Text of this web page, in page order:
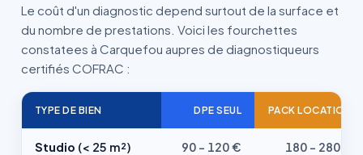
Le coût d'un diagnostic depend surtout de la surface et
du nombre de prestations. Voici les fourchettes
constatees à Carquefou aupres de diagnostiqueurs
certifiés COFRAC :
TYPE DE BIEN DPE SEUL PACK LOCATION
Studio (< 25 m²) 90 - 120 € 180 - 280 €